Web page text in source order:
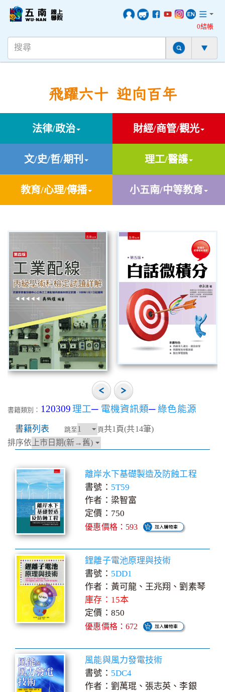
0結帳
飛躍六十 迎向百年
法律/政治 財經/商管/觀光
文/史/哲/期刊 理工/醫護
教育/心理/傳播 小五南/中等教育
書籍類別： 120309 理工─ 電機資訊類─綠色能源
書籍列表 跳至 頁共1頁(共14筆)
排序依
離岸水下基礎製造及防蝕工程
書號： 5T59
作者：梁智富
定價：750
優惠價格：593
鋰離子電池原理與技術
書號： 5DD1
作者：黃可龍、王兆翔、劉素琴
庫存：15本
定價：850
優惠價格：672
風能與風力發電技術
書號： 5DC4
作者：劉萬琨、張志英、李銀